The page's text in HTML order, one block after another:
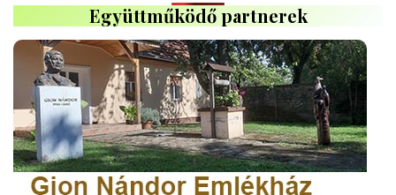
Együttműködő partnerek